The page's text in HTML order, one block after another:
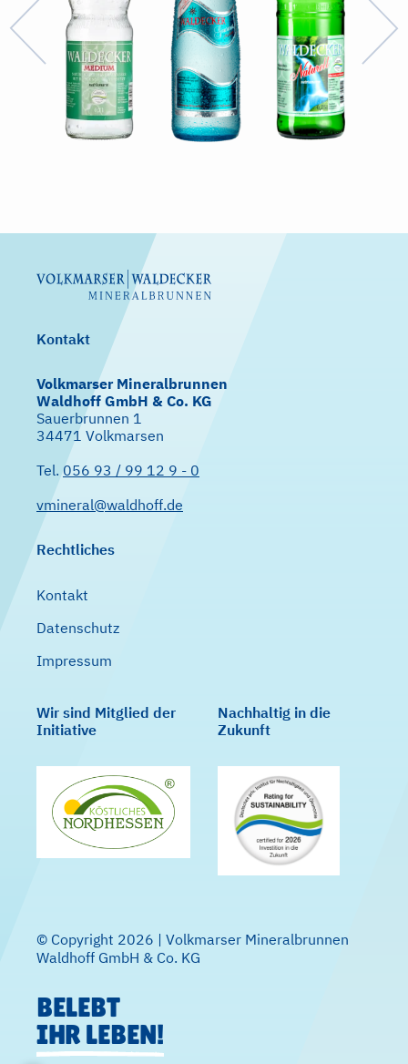
Kontakt
Volkmarser Mineralbrunnen
Waldhoff GmbH & Co. KG
Sauerbrunnen 1
34471 Volkmarsen
Tel.056 93 / 99 12 9 - 0
vmineral@waldhoff.de
Rechtliches
Kontakt
Datenschutz
Impressum
BELEBT
IHR LEBEN!
Wir sind Mitglied der
Initiative
Nachhaltig in die
Zukunft
© Copyright 2026 | Volkmarser Mineralbrunnen
Waldhoff GmbH & Co. KG